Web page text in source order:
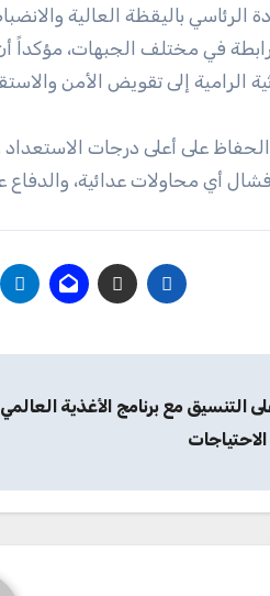
باليقظة العالية
في مختلف الجبهات،
الرامية إلى تقويض الأمن
على أعلى درجات الاستعداد
أي محاولات عدائية، والدفاع
التنسيق مع برنامج الأغذية العالمي